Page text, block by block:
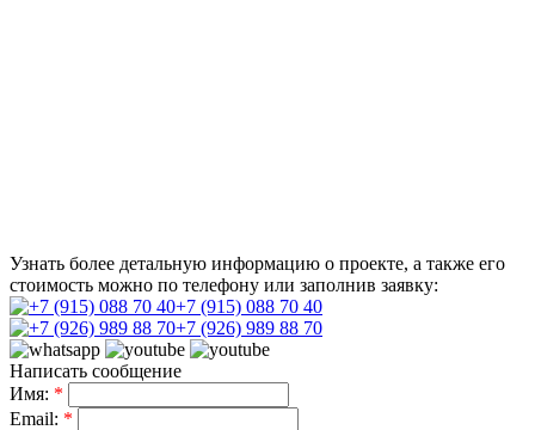
Узнать более детальную информацию о проекте, а также его
стоимость можно по телефону или заполнив заявку:
+7 (915) 088 70 40
+7 (926) 989 88 70
Написать сообщение
Имя: *
Email: *